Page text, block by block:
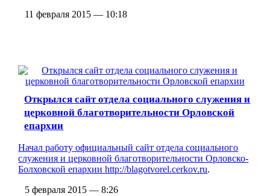
11 февраля 2015 — 10:18
Открылся сайт отдела социального служения и
церковной благотворительности Орловской
епархии
Начал работу официальный сайт отдела социального
служения и церковной благотворительности Орловско-
Болховской епархииhttp://blagotvorel.cerkov.ru.
5 февраля 2015 — 8:26